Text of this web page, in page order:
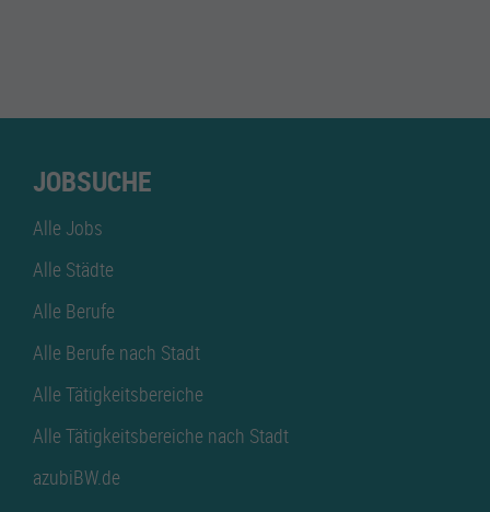
JOBSUCHE
Alle Jobs
Alle Städte
Alle Berufe
Alle Berufe nach Stadt
Alle Tätigkeitsbereiche
Alle Tätigkeitsbereiche nach Stadt
azubiBW.de